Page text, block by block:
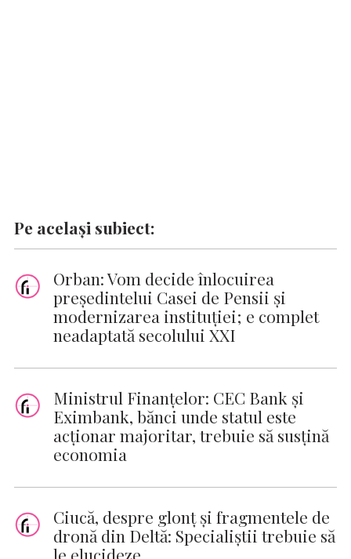
Pe același subiect:
Orban: Vom decide înlocuirea
preşedintelui Casei de Pensii şi
modernizarea instituţiei; e complet
neadaptată secolului XXI
Ministrul Finanţelor: CEC Bank şi
Eximbank, bănci unde statul este
acţionar majoritar, trebuie să susţină
economia
Ciucă, despre glonţ şi fragmentele de
dronă din Deltă: Specialiştii trebuie să